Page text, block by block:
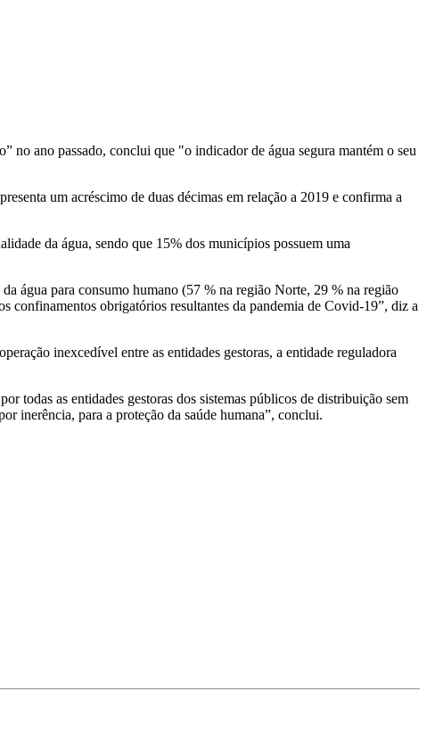
ano passado, conclui que "o indicador de água segura mantém o seu
um acréscimo de duas décimas em relação a 2019 e confirma a
da água, sendo que 15% dos municípios possuem uma
água para consumo humano (57 % na região Norte, 29 % na região
confinamentos obrigatórios resultantes da pandemia de Covid-19”, diz a
inexcedível entre as entidades gestoras, a entidade reguladora
todas as entidades gestoras dos sistemas públicos de distribuição sem
inerência, para a proteção da saúde humana”, conclui.